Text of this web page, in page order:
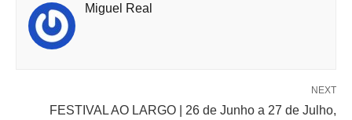
Miguel Real
NEXT
FESTIVAL AO LARGO | 26 de Junho a 27 de Julho,